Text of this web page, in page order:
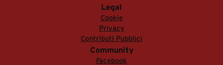
Legal
Cookie
Privacy
Contributi Pubblici
Community
Facebook